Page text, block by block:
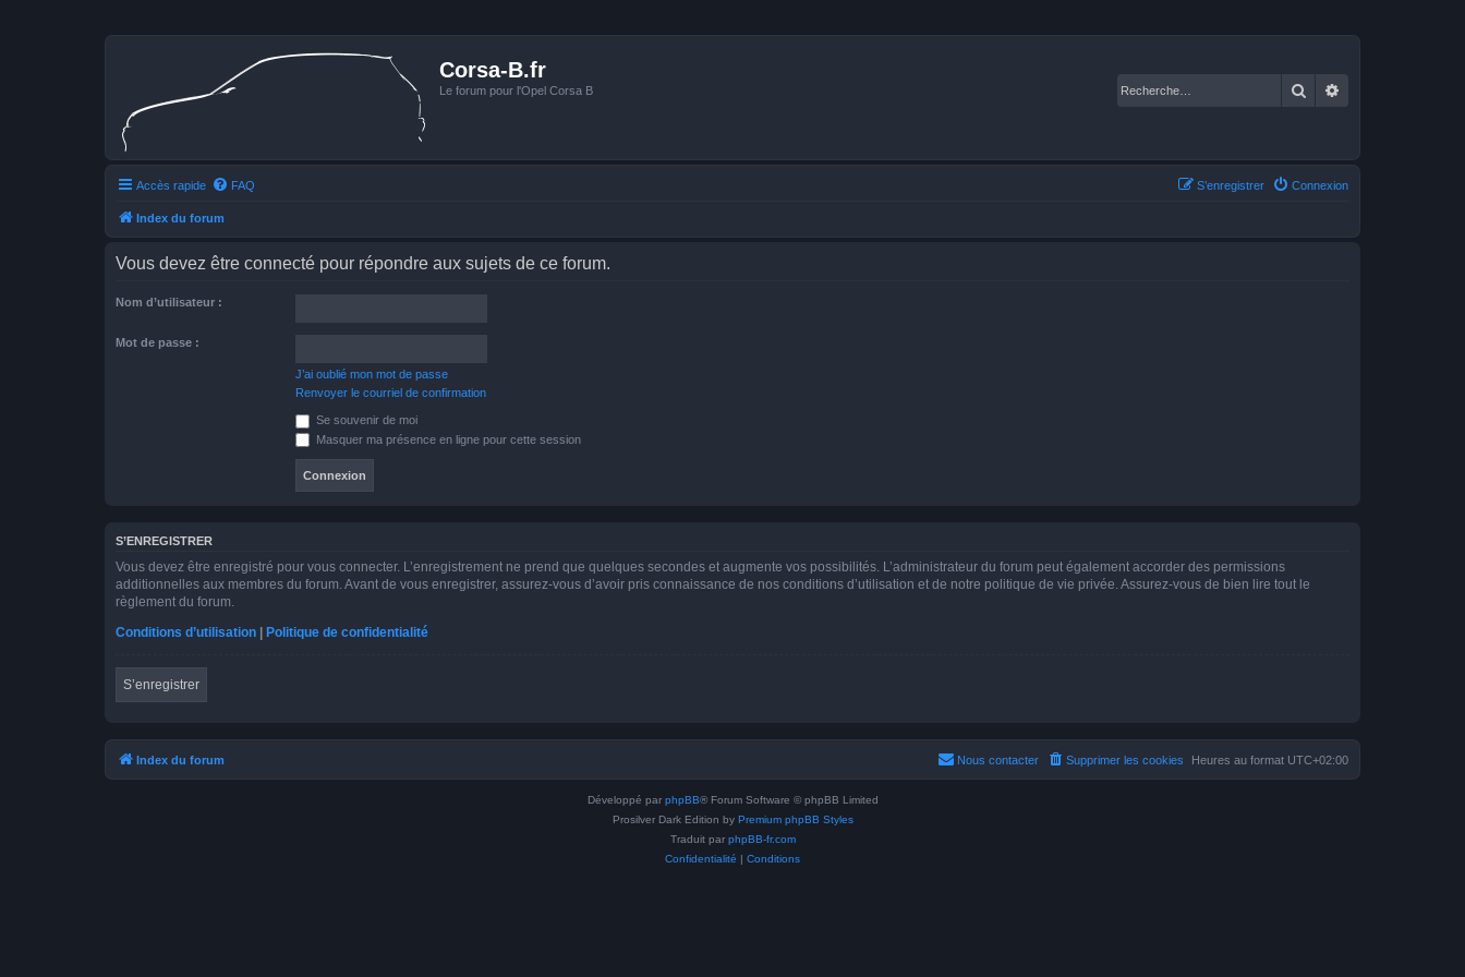
Corsa-B.fr
Le forum pour l'Opel Corsa B Rechercher
Accès rapide FAQ Connexion
S’enregistrer
Index du forum
Vous devez être connecté pour répondre aux sujets de ce forum.
Nom d’utilisateur :
Mot de passe :
J’ai oublié mon mot de passe
Renvoyer le courriel de confirmation
Se souvenir de moi
Masquer ma présence en ligne pour cette session
S’ENREGISTRER
Vous devez être enregistré pour vous connecter. L’enregistrement ne prend que quelques secondes et augmente vos possibilités. L’administrateur du forum peut également accorder des permissions
additionnelles aux membres du forum. Avant de vous enregistrer, assurez-vous d’avoir pris connaissance de nos conditions d’utilisation et de notre politique de vie privée. Assurez-vous de bien lire tout le
règlement du forum.
Conditions d’utilisation | Politique de confidentialité
S’enregistrer
Index du forum Heures au format UTC+02:00
Supprimer les cookies
Nous contacter
Développé par phpBB® Forum Software © phpBB Limited
Prosilver Dark Edition by Premium phpBB Styles
Traduit par phpBB-fr.com
Confidentialité | Conditions